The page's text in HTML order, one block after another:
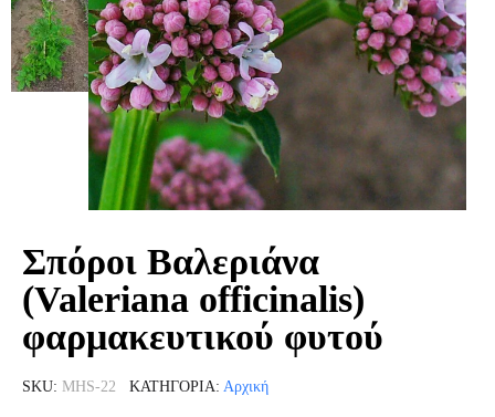
Σπόροι Βαλεριάνα
(Valeriana officinalis)
φαρμακευτικού φυτού
SKU MHS-22 ΚΑΤΗΓΟΡΊΑ Αρχική